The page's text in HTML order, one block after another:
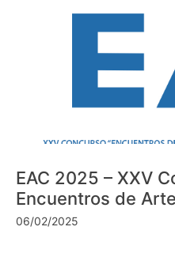
EAC 2025 – XXV
Encuentros de
06/02/2025